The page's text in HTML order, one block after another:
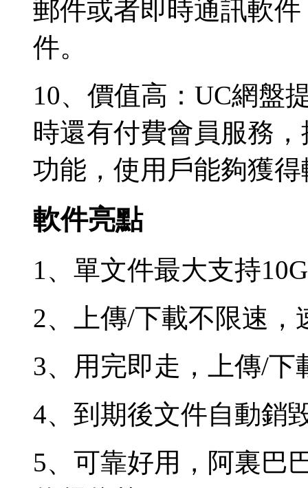
郵件或者即時通訊軟
件。
10、價值高：UC網盤
時還有付費會員服務
功能，使用戶能夠獲
軟件亮點
1、單文件最大支持
2、上傳/下載不限速
3、用完即走，上傳/下
4、到期後文件自動銷
5、可靠好用，阿裏巴